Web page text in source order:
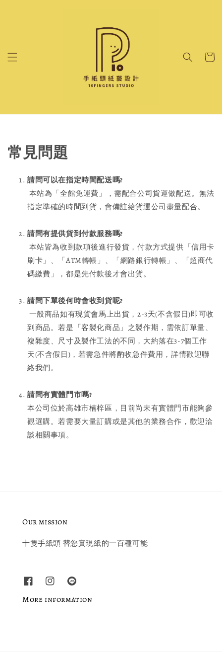
常見問題
請問可以在指定時間配送嗎?
本站為「全館免運費」，需配合公司貨運做配送。無法
指定準確的時間到貨，會備註給貨運公司盡量配合。
請問有提供貨到付款服務嗎?
本站皆為收到款項後進行發貨，付款方式提供「信用卡
刷卡」、「ATM轉帳」、「網路銀行轉帳」、「超商代
碼繳費」，都是先付款後才會出貨。
請問下單後何時會收到貨呢?
一般商品如有現貨會馬上出貨，2-3天(不含假日)即可收
到商品。若是「客製化商品」之製作期，需依訂單量、
複雜度、尺寸及製作工法的不同，大約落在3-7個工作
天(不含假日)，若需急件將酌收急件費用，詳情歡迎聯
絡我們。
請問有實體門市嗎?
本公司位於高雄市楠梓區，目前尚未有實體門市能夠參
觀選購。若需要大量訂購或是其他的業務合作，歡迎洽
談相關事項。
Our mission
十隻手紙頭 替您實現紙的一百種可能
More information